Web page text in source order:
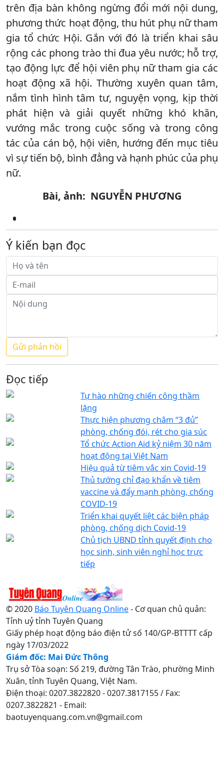
trên địa bàn không ngừng đổi mới nội dung,
phương thức hoạt động, thu hút phụ nữ tham
gia tổ chức Hội. Gắn với đó là triển khai sâu
rộng các phong trào thi đua yêu nước; hỗ trợ,
tạo động lực để hội viên phụ nữ tham gia các
hoạt động xã hội. Thường xuyên quan tâm,
nắm tình hình tâm tư, nguyện vọng, kịp thời
phát hiện và giải quyết những khó khăn,
vướng mắc trong cuộc sống và trong công
tác của cán bộ, hội viên, hướng đến mục tiêu
vì sự tiến bộ, bình đẳng và hạnh phúc của phụ
nữ.
Bài, ảnh: NGUYỄN PHƯƠNG
Ý kiến bạn đọc
Đọc tiếp
Tự hào những chiến công thầm
lặng
Thực hiện phương châm “3 đủ”
phòng, chống đói, rét cho gia súc
Tổ chức Action Aid kỷ niệm 30 năm
hoạt động tại Việt Nam
Hiệu quả từ tiêm vắc xin Covid-19
Thủ tướng chỉ đạo khẩn về tiêm
vaccine và đẩy mạnh phòng, chống
COVID-19
Triển khai quyết liệt các biện pháp
phòng, chống dịch Covid-19
Chủ tịch UBND tỉnh quyết định cho
học sinh, sinh viên nghỉ học trực
tiếp
© 2020 Báo Tuyên Quang Online- Cơ quan chủ quản:
Tỉnh uỷ tỉnh Tuyên Quang
Giấy phép hoạt động báo điện tử số 140/GP-BTTTT cấp
ngày 17/03/2022
Giám đốc: Mai Đức Thông
Trụ sở Tòa soạn: Số 219, đường Tân Trào, phường Minh
Xuân, tỉnh Tuyên Quang, Việt Nam.
Điện thoại: 0207.3822820 - 0207.3817155 / Fax:
0207.3822821 - Email:
baotuyenquang.com.vn@gmail.com